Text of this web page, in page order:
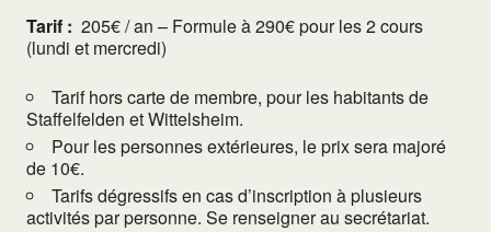
Tarif : 205€ / an – Formule à 290€ pour les 2 cours
(lundi et mercredi)
Tarif hors carte de membre, pour les habitants de
Staffelfelden et Wittelsheim.
Pour les personnes extérieures, le prix sera majoré
de 10€.
Tarifs dégressifs en cas d’inscription à plusieurs
activités par personne. Se renseigner au secrétariat.